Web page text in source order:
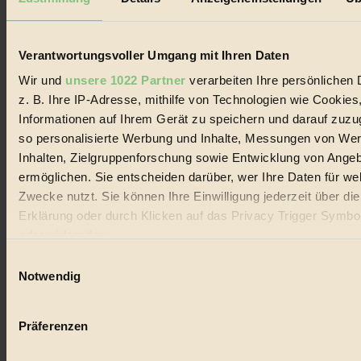
Verantwortungsvoller Umgang mit Ihren Daten
Wir und unsere 1022 Partner verarbeiten Ihre persönlichen
z. B. Ihre IP-Adresse, mithilfe von Technologien wie
Informationen auf Ihrem Gerät zu speichern und darauf
so personalisierte Werbung und Inhalte, Messungen von
Inhalten, Zielgruppenforschung sowie Entwicklung von
ermöglichen. Sie entscheiden darüber, wer Ihre Daten für
Zwecke nutzt. Sie können Ihre Einwilligung jederzeit über
Erklärung oder durch Klicken auf das Privacy Trigger
Wenn Sie es erlauben, würden wir auch gerne:
Ihr Gerät durch aktives Scannen nach bestimmten
Notwendig
Präferenzen
Biorama steht für einen nachhaltigen Lebensstil und bewussten
Lebenswandel. Es ist eine moderne Plattform für Ideen, Menschen
Handels mit Bioprodukten, des Fair-Trade sowie der Branche
alternativer Energien.
Social Media
22.601 Fans auf Facebook
3.415 Follower auf Twitter
Folge uns auf Instagram
Themen
Bio
Vegan